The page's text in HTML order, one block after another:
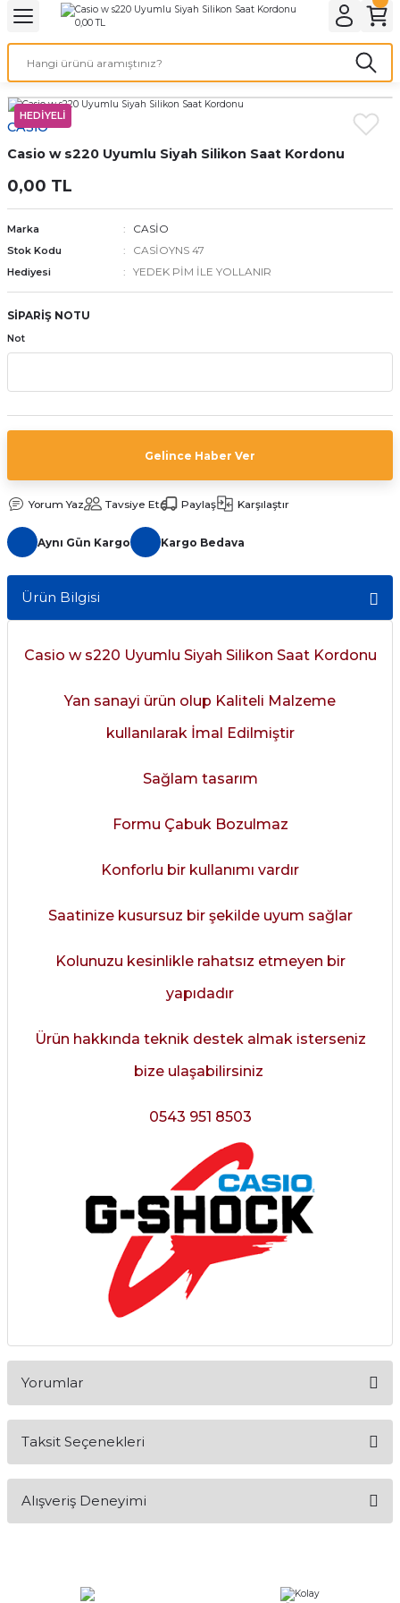
& ELEKTİRİK AYDINLATMA & ELEKTRİK
BİLGİSAYAR
ve Cihaz Pilleri
ÇEŞİTLERİ
ÇEŞİTLERİ
Kordon Çeşitleri
kordonları
Kordonları
saat kordonu
Kordonları
HEDİYELİ
CASİO
Casio w s220 Uyumlu Siyah Silikon Saat Kordonu
0,00 TL
Marka CASİO
Stok Kodu CASİOYNS 47
Hediyesi YEDEK PİM İLE YOLLANIR
SİPARİŞ NOTU
Not
Gelince Haber Ver
Yorum Yaz Tavsiye Et Paylaş Karşılaştır
Aynı Gün Kargo Kargo Bedava
Ürün Bilgisi
Casio w s220 Uyumlu Siyah Silikon Saat Kordonu
Yan sanayi ürün olup Kaliteli Malzeme
kullanılarak İmal Edilmiştir
Sağlam tasarım
Formu Çabuk Bozulmaz
Konforlu bir kullanımı vardır
Saatinize kusursuz bir şekilde uyum sağlar
Kolunuzu kesinlikle rahatsız etmeyen bir
yapıdadır
Ürün hakkında teknik destek almak isterseniz
bize ulaşabilirsiniz
0543 951 8503
Yorumlar
Taksit Seçenekleri
Alışveriş Deneyimi
alışveriş oldu özellikle bekledigimden
iyi bir ürün geldi fiyatına göre mütiş